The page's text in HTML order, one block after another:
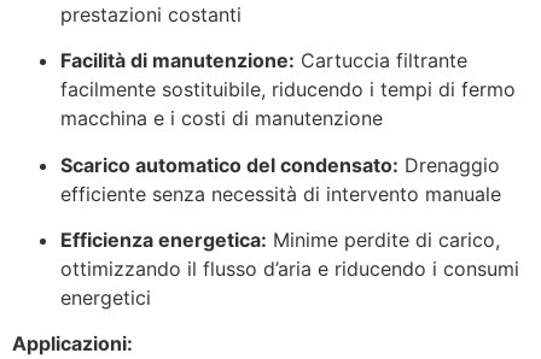
prestazioni costanti
Facilità di manutenzione: Cartuccia filtrante
facilmente sostituibile, riducendo i tempi di fermo
macchina e i costi di manutenzione
Scarico automatico del condensato: Drenaggio
efficiente senza necessità di intervento manuale
Efficienza energetica: Minime perdite di carico,
ottimizzando il flusso d’aria e riducendo i consumi
energetici
Applicazioni: